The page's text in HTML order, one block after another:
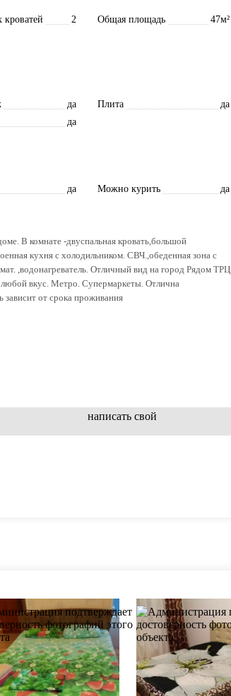
2 Общая площадь
47м²
да Плита
да
да
да Можно курить
да
В комнате -двуспальная кровать,большой
кухня с холодильником. СВЧ.,обеденная зона с
,водонагреватель. Отличный вид на город Рядом ТРЦ
вкус. Метро. Супермаркеты. Отлична
зависит от срока проживания
написать свой